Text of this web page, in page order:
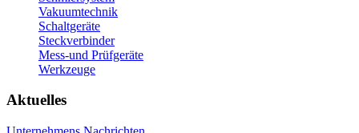
Vakuumtechnik
Schaltgeräte
Steckverbinder
Mess-und Prüfgeräte
Werkzeuge
Aktuelles